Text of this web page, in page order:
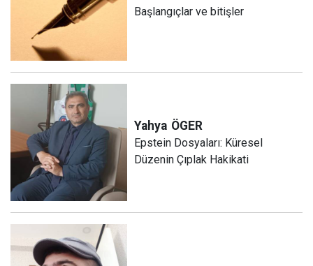
Başlangıçlar ve bitişler
Yahya ÖGER
Epstein Dosyaları: Küresel
Düzenin Çıplak Hakikati